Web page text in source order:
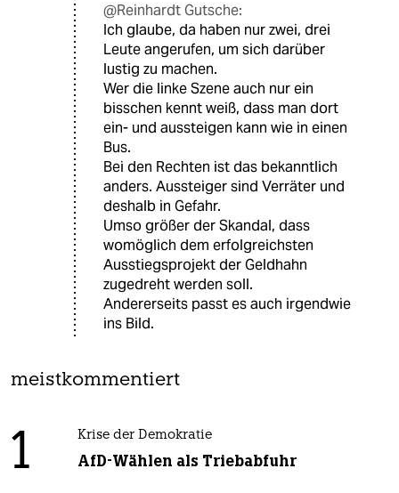
@Reinhardt Gutsche:
Ich glaube, da haben nur zwei, drei
Leute angerufen, um sich darüber
lustig zu machen.
Wer die linke Szene auch nur ein
bisschen kennt weiß, dass man dort
ein- und aussteigen kann wie in einen
Bus.
Bei den Rechten ist das bekanntlich
anders. Aussteiger sind Verräter und
deshalb in Gefahr.
Umso größer der Skandal, dass
womöglich dem erfolgreichsten
Ausstiegsprojekt der Geldhahn
zugedreht werden soll.
Andererseits passt es auch irgendwie
ins Bild.
meistkommentiert
1 Krise der Demokratie
AfD-Wählen als Triebabfuhr